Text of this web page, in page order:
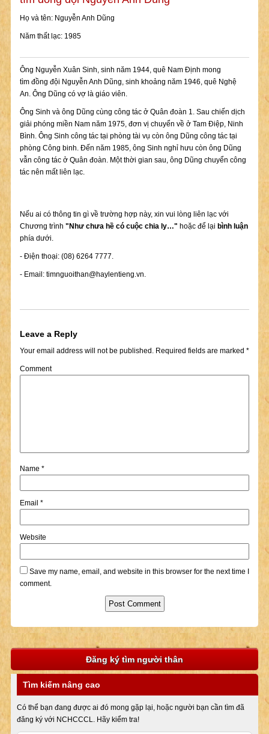
Họ và tên: Nguyễn Anh Dũng
Năm thất lạc: 1985
Ông Nguyễn Xuân Sinh, sinh năm 1944, quê Nam Định mong
tìm đồng đội Nguyễn Anh Dũng, sinh khoảng năm 1946, quê Nghệ
An. Ông Dũng có vợ là giáo viên.
Ông Sinh và ông Dũng cùng công tác ở Quân đoàn 1. Sau chiến dịch
giải phóng miền Nam năm 1975, đơn vị chuyển về ở Tam Điệp, Ninh
Bình. Ông Sinh công tác tại phòng tài vụ còn ông Dũng công tác tại
phòng Công binh. Đến năm 1985, ông Sinh nghỉ hưu còn ông Dũng
vẫn công tác ở Quân đoàn. Một thời gian sau, ông Dũng chuyển công
tác nên mất liên lạc.
Nếu ai có thông tin gì về trường hợp này, xin vui lòng liên lạc với
Chương trình "Như chưa hề có cuộc chia ly…" hoặc để lại bình luận
phía dưới.
- Điện thoại: (08) 6264 7777.
- Email: timnguoithan@haylentieng.vn.
Leave a Reply
Your email address will not be published.Required fields are marked *
Comment
Name *
Email *
Website
Save my name, email, and website in this browser for the next time I
comment.
Đăng ký tìm người thân
Tìm kiếm nâng cao
Có thể bạn đang được ai đó mong gặp lại, hoặc người bạn cần tìm đã
đăng ký với NCHCCCL. Hãy kiểm tra!